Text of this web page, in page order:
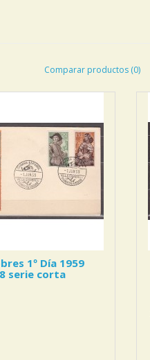
Comparar productos (0)
1º Día 1959
serie corta